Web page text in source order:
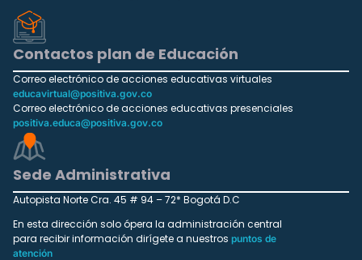
Contactos plan de Educación
Correo electrónico de acciones educativas virtuales
educavirtual@positiva.gov.co
Correo electrónico de acciones educativas presenciales
positiva.educa@positiva.gov.co
Sede Administrativa
Autopista Norte Cra. 45 # 94 – 72* Bogotá D.C
En esta dirección solo ópera la administración central
para recibir información dirígete a nuestros puntos de
atención